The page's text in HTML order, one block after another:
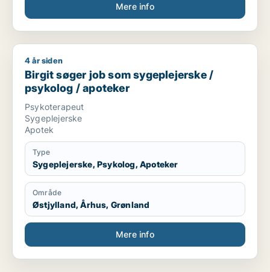
Mere info
Birgit søger job som sygeplejerske / psykolog / apoteker
4 år siden
Birgit søger job som sygeplejerske /
psykolog / apoteker
Psykoterapeut
Sygeplejerske
Apotek
Type
Sygeplejerske, Psykolog, Apoteker
Område
Østjylland, Århus, Grønland
Mere info